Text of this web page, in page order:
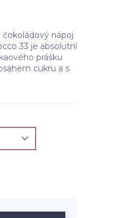
nápoj
33 je absolutní
prášku
cukru a s